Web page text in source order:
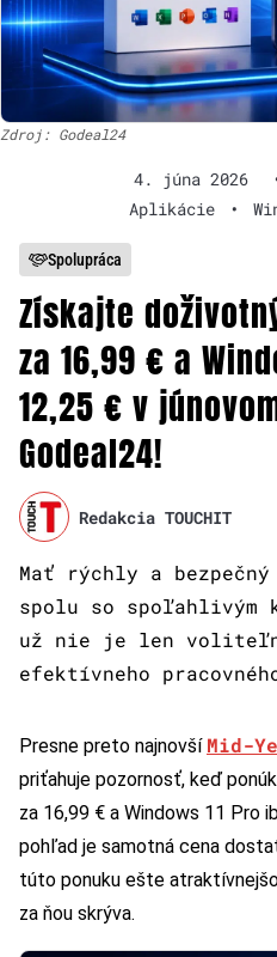
Zdroj: Godeal24
4. júna 2026
Aplikácie
•
Spolupráca
Získajte
za 16,99 € a
12,25 € v
Godeal24!
Redakcia TOUCHIT
Mať rýchly a bezpečný
spolu so spoľahlivým
už nie je len
efektívneho
Presne preto najnovší Mid-
priťahuje pozornosť, keď
za 16,99 € a Windows 11 Pro
pohľad je samotná cena
túto ponuku ešte
za ňou skrýva.